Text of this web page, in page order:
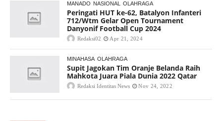
MANADO NASIONAL OLAHRAGA
Peringati HUT ke-62, Batalyon Infanteri
712/Wtm Gelar Open Tournament
Danyonif Football Cup 2024
Redaksi02 Apr 21, 2024
MINAHASA OLAHRAGA
Supit Jagokan Tim Oranje Belanda Raih
Mahkota Juara Piala Dunia 2022 Qatar
Redaksi Identitas News Nov 24, 2022